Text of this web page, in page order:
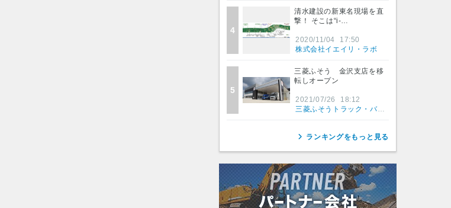
4
清水建設の新東名現場を直
撃！ そこは“i-…
2020/11/04
17:50
株式会社イエイリ・ラボ
5
三菱ふそう 金沢支店を移
転しオープン
2021/07/26
18:12
三菱ふそうトラック・バス株式会社
ランキングをもっと見る